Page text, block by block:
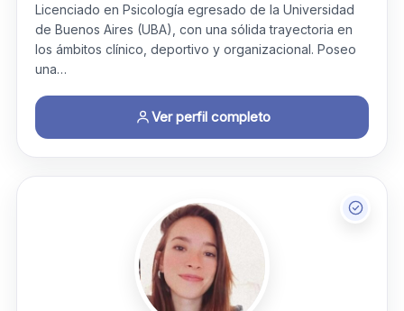
Licenciado en Psicología egresado de la Universidad
de Buenos Aires (UBA), con una sólida trayectoria en
los ámbitos clínico, deportivo y organizacional. Poseo
una…
Ver perfil completo